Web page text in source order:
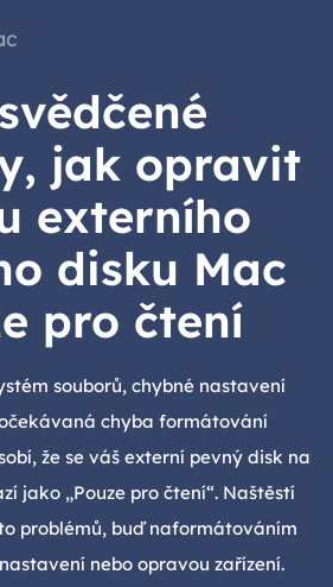
jak opravit
externího
disku Mac
pro čtení
souborů, chybné nastavení
chyba formátování
že se váš externí pevný disk na
jako „Pouze pro čtení“. Naštěstí
problémů, buď naformátováním
nebo opravou zařízení.